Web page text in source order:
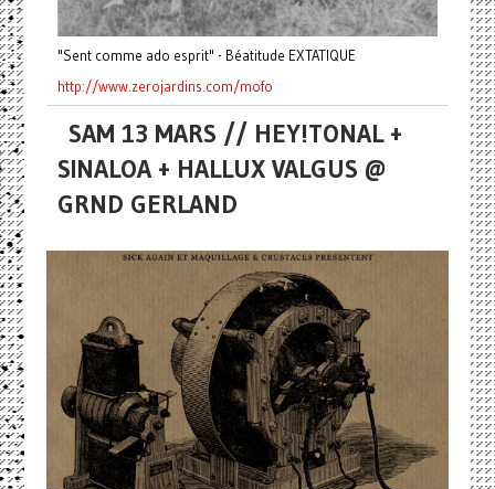
"Sent comme ado esprit" - Béatitude EXTATIQUE
http://www.zerojardins.com/mofo
SAM 13 MARS // HEY!TONAL +
SINALOA + HALLUX VALGUS @
GRND GERLAND